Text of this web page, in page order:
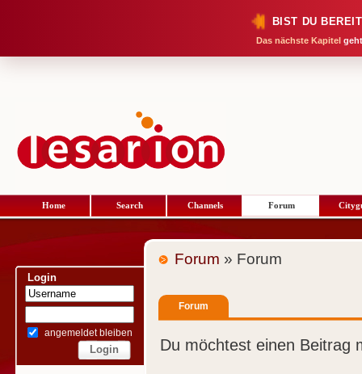
BIST DU
Das nächste Kapitel
Home Search Channels Forum
Login
angemeldet bleiben
Forum » Forum
Forum
Du möchtest einen Beitrag